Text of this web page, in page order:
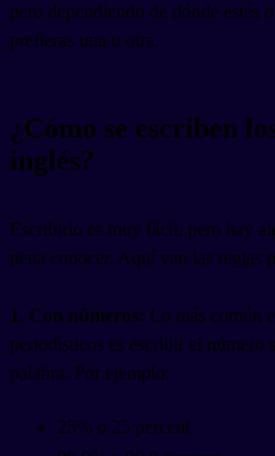
pero dependiendo de dónde estés
prefieras una u otra.
¿Cómo se escriben
inglés?
Escribirlo es muy fácil, pero hay
pena conocer. Aquí van las reglas
1. Con números: Lo más común
periodísticos es escribir el número
palabra. Por ejemplo:
25% o 25 percent